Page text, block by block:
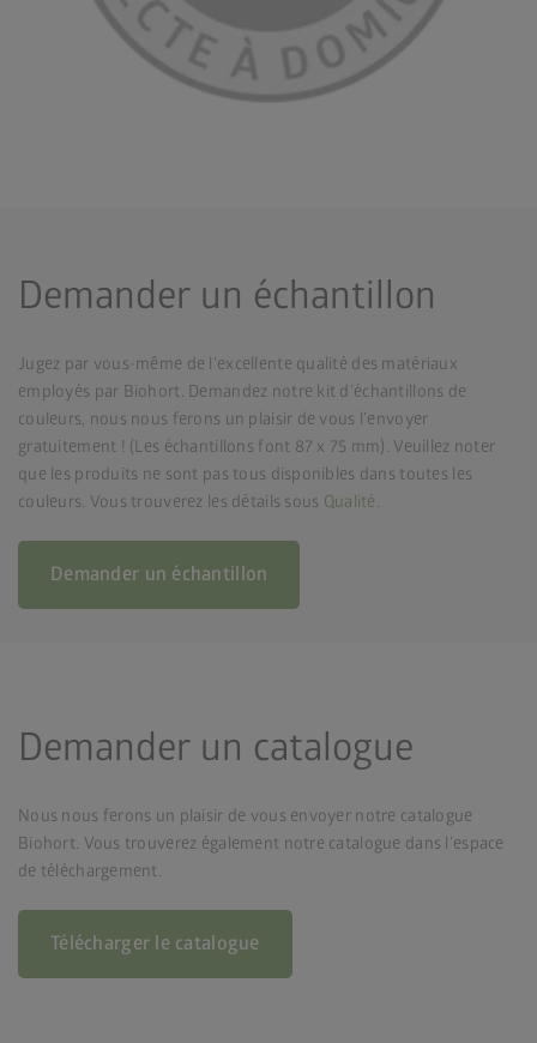
Demander un échantillon
Jugez par vous-même de l’excellente qualité des matériaux
employés par Biohort. Demandez notre kit d’échantillons de
couleurs, nous nous ferons un plaisir de vous l’envoyer
gratuitement ! (Les échantillons font 87 x 75 mm). Veuillez noter
que les produits ne sont pas tous disponibles dans toutes les
couleurs. Vous trouverez les détails sous Qualité.
Demander un échantillon
Demander un catalogue
Nous nous ferons un plaisir de vous envoyer notre catalogue
Biohort. Vous trouverez également notre catalogue dans l’espace
de téléchargement.
Télécharger le catalogue